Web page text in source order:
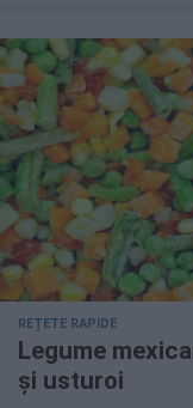
REȚETE RAPIDE
Legume
și usturoi